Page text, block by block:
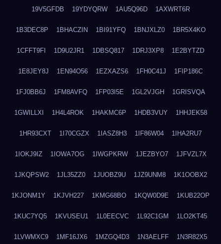
19V5GFDB 19YDYQRW 1AU5Q96D 1AXWRT6R
1B3DEC8P 1BHACZIN 1BI91YFQ 1BNJXLZ0 1BR5X4KO
1CFFT9FI 1D9U2JR1 1DBSQ817 1DRJ3XP8 1E2BYTZD
1E8JEY8J 1EN94O56 1EZXAZS6 1FH0C41J 1FIP186C
1FJ0BB6J 1FM8AVFQ 1FP03I5E 1GL2VJGH 1GRISVQA
1GWILLXI 1H4L4ROK 1HAKMC6P 1HDB3VUY 1HHJEK58
1HR93CXT 1I70CGZX 1IASZ8H3 1IF86W04 1IHA2RU7
1IOKJ9IZ 1IOWA7OG 1IWGPKRW 1JEZBYO7 1JFVZL7X
1JKQPSW2 1JL35ZZ0 1JUOBZ9U 1JZ9UNM8 1K1OOBX2
1KJONM1Y 1KJVH227 1KMG68BO 1KQW0D9E 1KUB22OP
1KUC7YQ5 1KVUSEU1 1L0EECVC 1L92C1GM 1LO2KT45
1LVWMXC9 1MF16JX6 1MZGQ4D3 1N3AELFF 1N3R82X5